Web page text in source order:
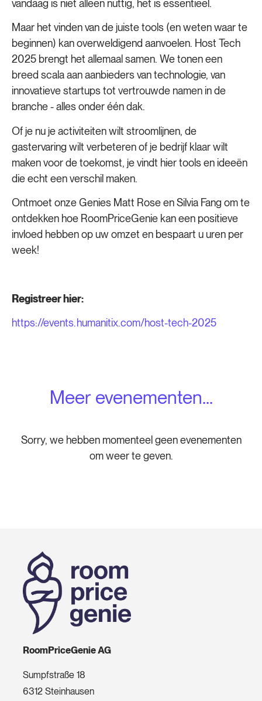
vandaag is niet alleen nuttig, het is essentieel.
Maar het vinden van de juiste tools (en weten waar te
beginnen) kan overweldigend aanvoelen. Host Tech
2025 brengt het allemaal samen. We tonen een
breed scala aan aanbieders van technologie, van
innovatieve startups tot vertrouwde namen in de
branche - alles onder één dak.
Of je nu je activiteiten wilt stroomlijnen, de
gastervaring wilt verbeteren of je bedrijf klaar wilt
maken voor de toekomst, je vindt hier tools en ideeën
die echt een verschil maken.
Ontmoet onze Genies Matt Rose en Silvia Fang om te
ontdekken hoe RoomPriceGenie kan een positieve
invloed hebben op uw omzet en bespaart u uren per
week!
Registreer hier:
https://events.humanitix.com/host-tech-2025
Meer evenementen...
Sorry, we hebben momenteel geen evenementen
om weer te geven.
RoomPriceGenie AG
Sumpfstraße 18
6312 Steinhausen